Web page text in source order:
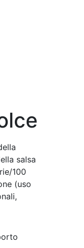
salsa
100
(uso